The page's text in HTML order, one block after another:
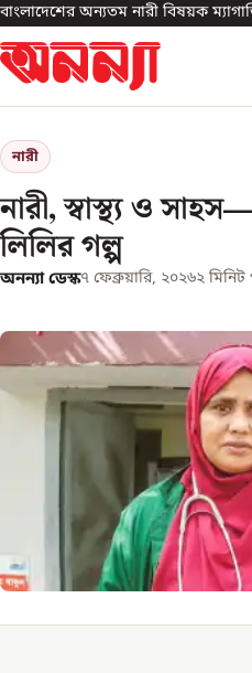
বাংলাদেশের অন্যতম নারী বিষয়ক
নারী
নারী, স্বাস্থ্য ও
লিলির গল্প
অনন্যা ডেস্ক৭ ফেব্রুয়ারি, ২০২৬২ মিনিট